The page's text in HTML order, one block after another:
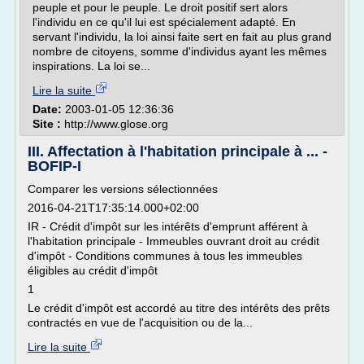
peuple et pour le peuple. Le droit positif sert alors
l'individu en ce qu'il lui est spécialement adapté. En
servant l'individu, la loi ainsi faite sert en fait au plus grand
nombre de citoyens, somme d'individus ayant les mêmes
inspirations. La loi se...
Lire la suite
Date: 2003-01-05 12:36:36
Site : http://www.glose.org
III. Affectation à l'habitation principale à ... -
BOFIP-I
Comparer les versions sélectionnées
2016-04-21T17:35:14.000+02:00
IR - Crédit d'impôt sur les intérêts d'emprunt afférent à
l'habitation principale - Immeubles ouvrant droit au crédit
d'impôt - Conditions communes à tous les immeubles
éligibles au crédit d'impôt
1
Le crédit d'impôt est accordé au titre des intérêts des prêts
contractés en vue de l'acquisition ou de la...
Lire la suite